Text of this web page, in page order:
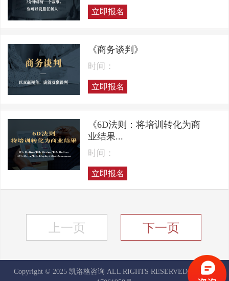
立即报名
《商务谈判》
时间：
立即报名
《6D法则：将培训转化为商
业结果...
时间：
立即报名
上一页 下一页
Copyright © 2025 凯洛格咨询 ALL RIGHTS RESERVED
京ICP备